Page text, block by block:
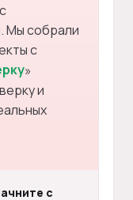
Мы собрали
с
»
и
с